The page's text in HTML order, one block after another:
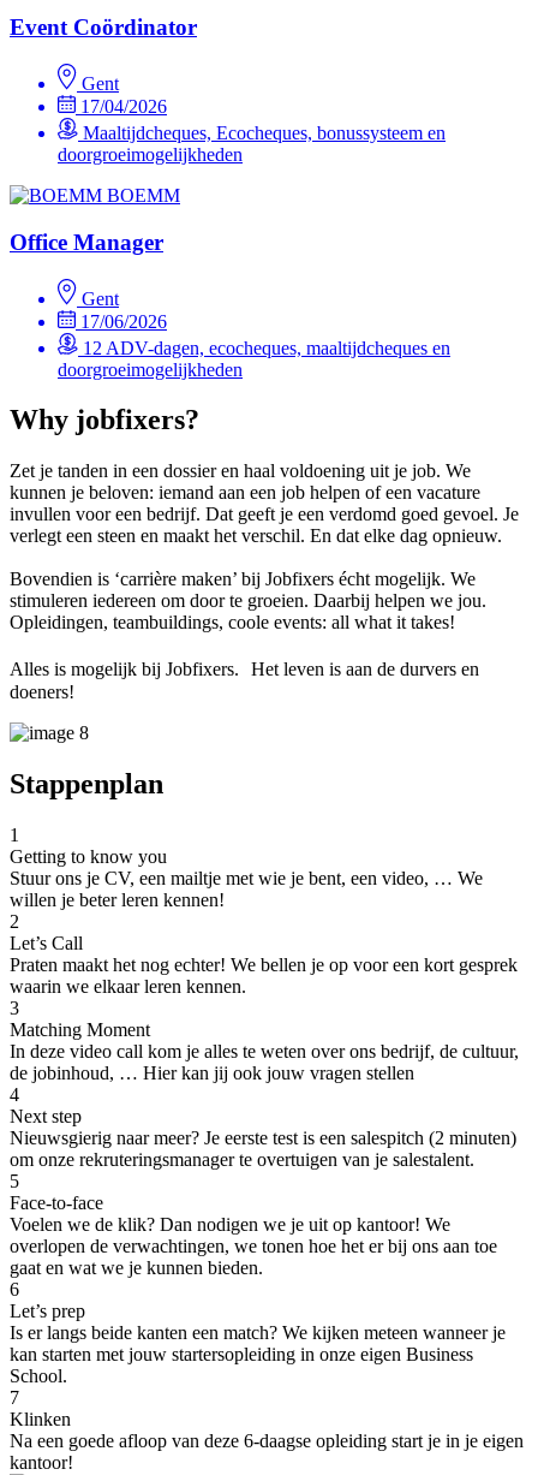
Event Coördinator
Gent
17/04/2026
Maaltijdcheques, Ecocheques, bonussysteem en
doorgroeimogelijkheden
BOEMM
Office Manager
Gent
17/06/2026
12 ADV-dagen, ecocheques, maaltijdcheques en
doorgroeimogelijkheden
Why jobfixers?
Zet je tanden in een dossier en haal voldoening uit je job. We
kunnen je beloven: iemand aan een job helpen of een vacature
invullen voor een bedrijf. Dat geeft je een verdomd goed gevoel. Je
verlegt een steen en maakt het verschil. En dat elke dag opnieuw.
Bovendien is ‘carrière maken’ bij Jobfixers écht mogelijk. We
stimuleren iedereen om door te groeien. Daarbij helpen we jou.
Opleidingen, teambuildings, coole events: all what it takes!
Alles is mogelijk bij Jobfixers. Het leven is aan de durvers en
doeners!
Stappenplan
1
Getting to know you
Stuur ons je CV, een mailtje met wie je bent, een video, … We
willen je beter leren kennen!
2
Let’s Call
Praten maakt het nog echter! We bellen je op voor een kort gesprek
waarin we elkaar leren kennen.
3
Matching Moment
In deze video call kom je alles te weten over ons bedrijf, de cultuur,
de jobinhoud, … Hier kan jij ook jouw vragen stellen
4
Next step
Nieuwsgierig naar meer? Je eerste test is een salespitch (2 minuten)
om onze rekruteringsmanager te overtuigen van je salestalent.
5
Face-to-face
Voelen we de klik? Dan nodigen we je uit op kantoor! We
overlopen de verwachtingen, we tonen hoe het er bij ons aan toe
gaat en wat we je kunnen bieden.
6
Let’s prep
Is er langs beide kanten een match? We kijken meteen wanneer je
kan starten met jouw startersopleiding in onze eigen Business
School.
7
Klinken
Na een goede afloop van deze 6-daagse opleiding start je in je eigen
kantoor!